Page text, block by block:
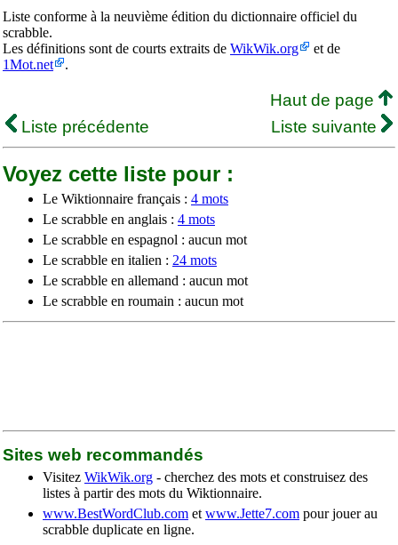
Liste conforme à la neuvième édition du dictionnaire officiel du
scrabble.
Les définitions sont de courts extraits de WikWik.org
et de
1Mot.net
.
Haut de page
Liste précédente
Liste suivante
Voyez cette liste pour :
Le Wiktionnaire français : 4 mots
Le scrabble en anglais : 4 mots
Le scrabble en espagnol : aucun mot
Le scrabble en italien : 24 mots
Le scrabble en allemand : aucun mot
Le scrabble en roumain : aucun mot
Sites web recommandés
Visitez WikWik.org - cherchez des mots et construisez des
listes à partir des mots du Wiktionnaire.
www.BestWordClub.com et www.Jette7.com pour jouer au
scrabble duplicate en ligne.